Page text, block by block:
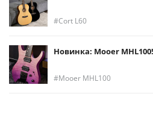
Cort L60
Новинка: Mooer MHL100!
Mooer MHL100